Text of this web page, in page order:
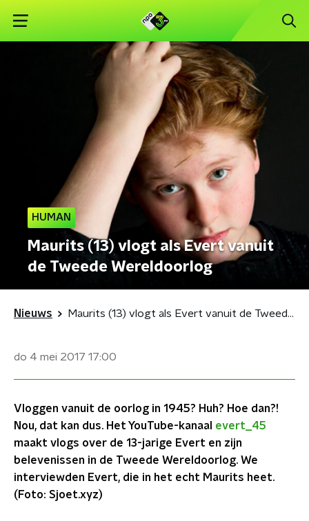
HUMAN
Maurits (13) vlogt als Evert vanuit
de Tweede Wereldoorlog
Nieuws Maurits (13) vlogt als Evert vanuit de Tweede Wereldoorlog
do 4 mei 2017 17:00
Vloggen vanuit de oorlog in 1945? Huh? Hoe dan?!
Nou, dat kan dus. Het YouTube-kanaal evert_45
maakt vlogs over de 13-jarige Evert en zijn
belevenissen in de Tweede Wereldoorlog. We
interviewden Evert, die in het echt Maurits heet.
(Foto: Sjoet.xyz)